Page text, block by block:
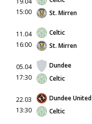
15:00
St. Mirren
11.04
16:00
Celtic
St. Mirren
05.04
17:30
Dundee
Celtic
22.03
13:30
Dundee United
Celtic